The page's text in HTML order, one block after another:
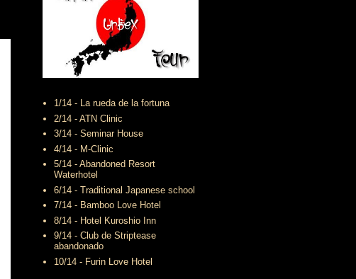
1/14 - La rueda de la fortuna
2/14 - ATN Clinic
3/14 - Seminar House
4/14 - M-Clinic
5/14 - Abandoned Resort
Waterhotel
6/14 - Traditional Japanese school
7/14 - Bamboo Love Hotel
8/14 - Hotel Kuroshio Inn
9/14 - Club de Striptease
abandonado
10/14 - Furin Love Hotel